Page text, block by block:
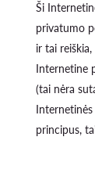
Ši
privatumo
ir tai
Internetine
(tai nėra
principus,